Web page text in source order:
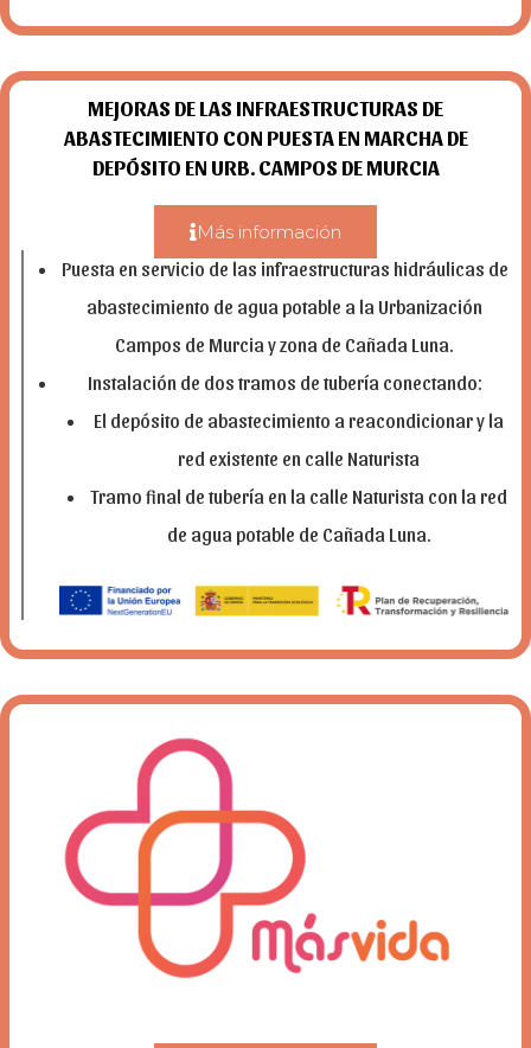
MEJORAS DE LAS INFRAESTRUCTURAS DE
ABASTECIMIENTO CON PUESTA EN MARCHA DE
DEPÓSITO EN URB. CAMPOS DE MURCIA
Más información
Puesta en servicio de las infraestructuras hidráulicas de
abastecimiento de agua potable a la Urbanización
Campos de Murcia y zona de Cañada Luna.
Instalación de dos tramos de tubería conectando:
El depósito de abastecimiento a reacondicionar y la
red existente en calle Naturista
Tramo final de tubería en la calle Naturista con la red
de agua potable de Cañada Luna.